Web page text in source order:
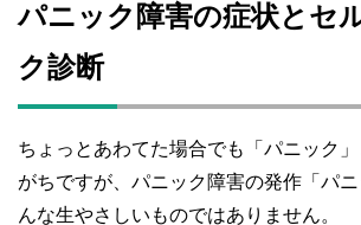
パニック障害の症状とセ
ク診断
ちょっとあわてた場合でも「パニック
がちですが、パニック障害の発作「パ
んな生やさしいものではありません。